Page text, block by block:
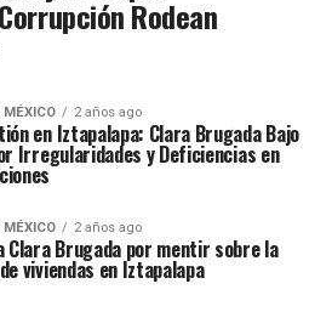
Rodean
MÉXICO 2 años ago
en Iztapalapa: Clara Brugada Bajo
Irregularidades y Deficiencias en
MÉXICO 2 años ago
Clara Brugada por mentir sobre la
viviendas en Iztapalapa